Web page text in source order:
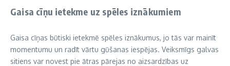
Gaisa cīņu ietekme uz spēles iznākumiem
Gaisa cīņas būtiski ietekmē spēles iznākumus, jo tās var mainīt
momentumu un radīt vārtu gūšanas iespējas. Veiksmīgs galvas
sitiens var novest pie ātras pārejas no aizsardzības uz